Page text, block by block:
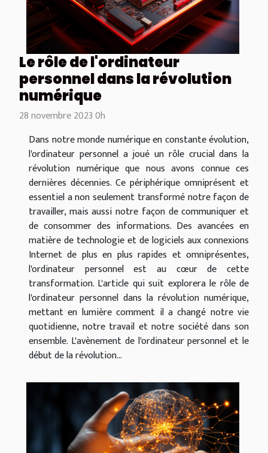
Le rôle de l'ordinateur
personnel dans la révolution
numérique
28 novembre 2023 0h
Dans notre monde numérique en constante évolution,
l'ordinateur personnel a joué un rôle crucial dans la
révolution numérique que nous avons connue ces
dernières décennies. Ce périphérique omniprésent et
essentiel a non seulement transformé notre façon de
travailler, mais aussi notre façon de communiquer et
de consommer des informations. Des avancées en
matière de technologie et de logiciels aux connexions
Internet de plus en plus rapides et omniprésentes,
l'ordinateur personnel est au cœur de cette
transformation. L'article qui suit explorera le rôle de
l'ordinateur personnel dans la révolution numérique,
mettant en lumière comment il a changé notre vie
quotidienne, notre travail et notre société dans son
ensemble. L'avènement de l'ordinateur personnel et le
début de la révolution...